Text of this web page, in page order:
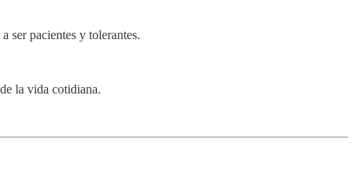
ser pacientes y tolerantes.
la vida cotidiana.